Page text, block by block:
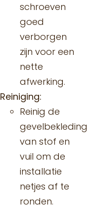
schroeven
goed
verborgen
zijn voor een
nette
afwerking.
Reiniging:
Reinig de
gevelbekleding
van stof en
vuil om de
installatie
netjes af te
ronden.